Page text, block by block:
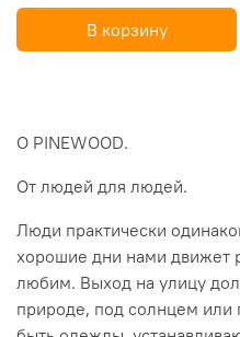
В корзину
О PINEWOOD.
От людей для людей.
Люди практически
хорошие дни нами движет
любим. Выход на улицу
природе, под солнцем